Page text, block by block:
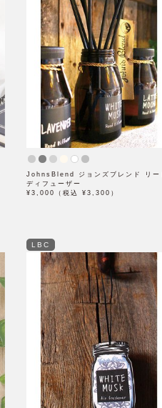
JohnsBlend ジョンズブレンド リー
ディフューザー
¥3,000（税込 ¥3,300）
LBC